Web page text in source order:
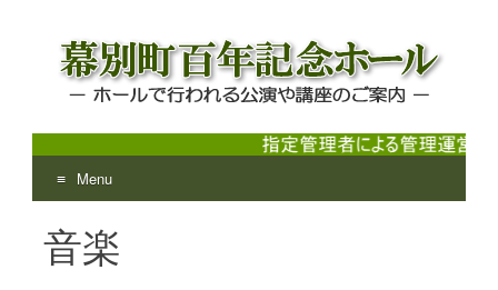
幕別町百年記念ホール
ホールで行われる公演や講座のご案内
Menu
to
content
音楽